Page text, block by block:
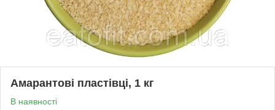
Амарантові пластівці, 1 кг
В наявності